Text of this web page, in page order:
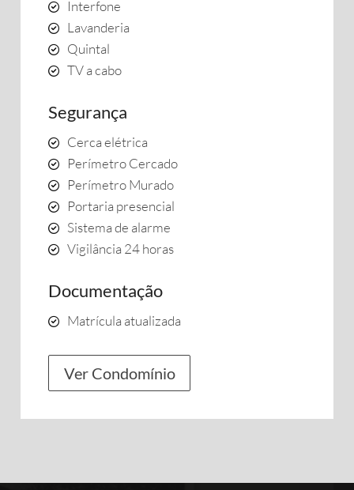
Interfone
Lavanderia
Quintal
TV a cabo
Segurança
Cerca elétrica
Perímetro Cercado
Perímetro Murado
Portaria presencial
Sistema de alarme
Vigilância 24 horas
Documentação
Matrícula atualizada
Ver Condomínio